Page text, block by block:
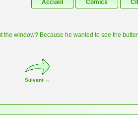
Accueil Comics
the window? Because he wanted to see the
Suivant →